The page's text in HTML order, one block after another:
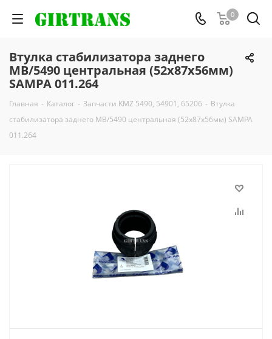
0
Втулка стабилизатора заднего
MB/5490 центральная (52x87x56мм)
SAMPA 011.264
Главная - Каталог - Запчасти KMZ 5490, 54901, 65206 - Втулка
стабилизатора заднего MB/5490 центральная (52x87x56мм) SAMPA
011.264